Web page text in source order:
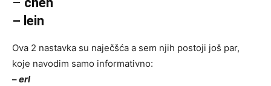
– lein
Ova 2 nastavka su naječšća a sem njih postoji još par,
koje navodim samo informativno:
–erl